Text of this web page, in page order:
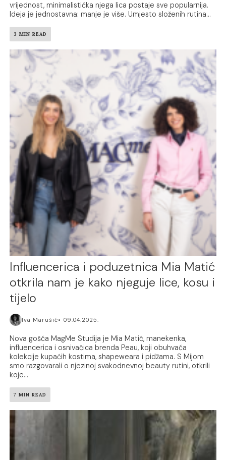
vrijednost, minimalistička njega lica postaje sve popularnija.
Ideja je jednostavna: manje je više. Umjesto složenih rutina...
3 MIN READ
Influencerica i poduzetnica Mia Matić
otkrila nam je kako njeguje lice, kosu i
tijelo
Iva Marušić 09.04.2025.
Nova gošća MagMe Studija je Mia Matić, manekenka,
influencerica i osnivačica brenda Peau, koji obuhvaća
kolekcije kupaćih kostima, shapeweara i pidžama. S Mijom
smo razgovarali o njezinoj svakodnevnoj beauty rutini, otkrili
koje...
7 MIN READ